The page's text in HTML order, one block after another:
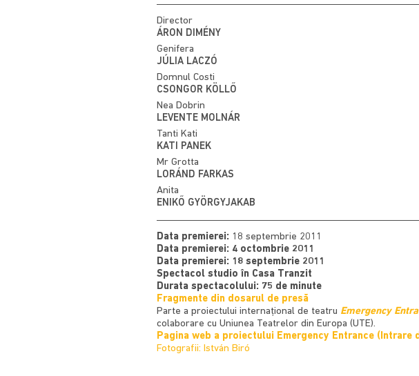
Director
ÁRON DIMÉNY
Genifera
JÚLIA LACZÓ
Domnul Costi
CSONGOR KÖLLŐ
Nea Dobrin
LEVENTE MOLNÁR
Tanti Kati
KATI PANEK
Mr Grotta
LORÁND FARKAS
Anita
ENIKŐ GYÖRGYJAKAB
Data premierei: 18 septembrie 2011
Data premierei: 4 octombrie 2011
Data premierei: 18 septembrie 2011
Spectacol studio în Casa Tranzit
Durata spectacolului: 75 de minute
Fragmente din dosarul de presă
Parte a proiectului internaţional de teatru Emergency
colaborare cu Uniunea Teatrelor din Europa (UTE).
Pagina web a proiectului Emergency Entrance (Intrare
Fotografii: István Biró